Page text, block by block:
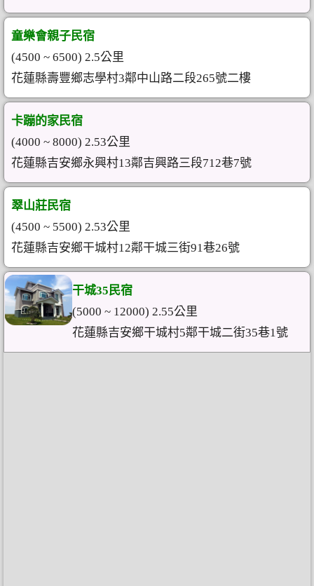
童樂會親子民宿
(4500 ~ 6500) 2.5公里
花蓮縣壽豐鄉志學村3鄰中山路二段265號二樓
卡蹦的家民宿
(4000 ~ 8000) 2.53公里
花蓮縣吉安鄉永興村13鄰吉興路三段712巷7號
翠山莊民宿
(4500 ~ 5500) 2.53公里
花蓮縣吉安鄉干城村12鄰干城三街91巷26號
干城35民宿
(5000 ~ 12000) 2.55公里
花蓮縣吉安鄉干城村5鄰干城二街35巷1號